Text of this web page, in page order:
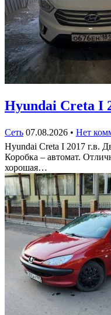
Hyundai Creta I
Сеть 07.08.2026 • Нет
Hyundai Creta I 2017 г.в.
Коробка – автомат.
хорошая…